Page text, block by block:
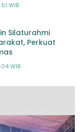
WIB
Silaturahmi
Perkuat
WIB